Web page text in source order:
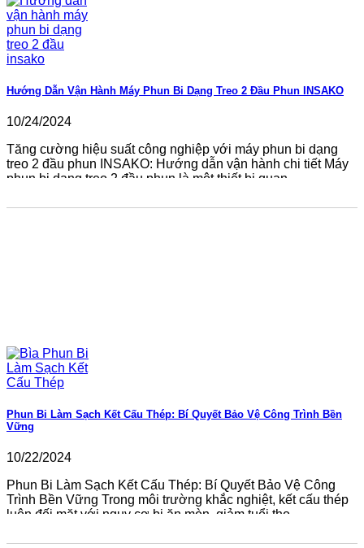
Hướng Dẫn Vận Hành Máy Phun Bi Dạng Treo 2 Đầu Phun INSAKO
10/24/2024
Tăng cường hiệu suất công nghiệp với máy phun bi dạng
treo 2 đầu phun INSAKO: Hướng dẫn vận hành chi tiết Máy
phun bi dạng treo 2 đầu phun là một thiết bị quan...
Phun Bi Làm Sạch Kết Cấu Thép: Bí Quyết Bảo Vệ Công Trình Bền
Vững
10/22/2024
Phun Bi Làm Sạch Kết Cấu Thép: Bí Quyết Bảo Vệ Công
Trình Bền Vững Trong môi trường khắc nghiệt, kết cấu thép
luôn đối mặt với nguy cơ bị ăn mòn, giảm tuổi thọ....